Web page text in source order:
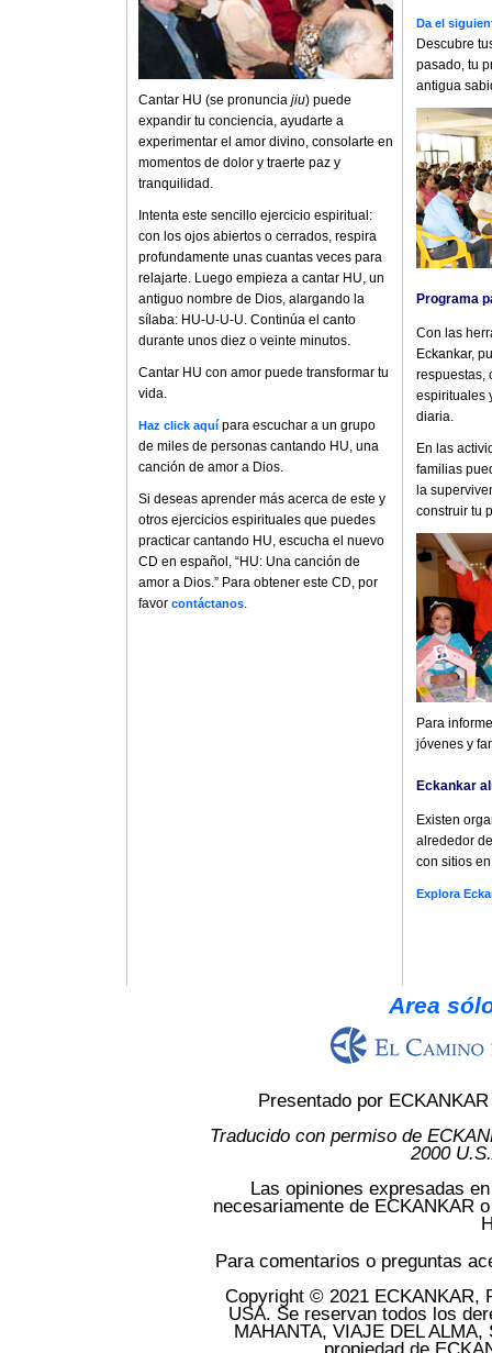
Cantar HU (se pronuncia jiu) puede
expandir tu conciencia, ayudarte a
experimentar el amor divino, consolarte en
momentos de dolor y traerte paz y
tranquilidad.
Intenta este sencillo ejercicio espiritual:
con los ojos abiertos o cerrados, respira
profundamente unas cuantas veces para
relajarte. Luego empieza a cantar HU, un
antiguo nombre de Dios, alargando la
sílaba: HU-U-U-U. Continúa el canto
durante unos diez o veinte minutos.
Cantar HU con amor puede transformar tu
vida.
Haz click aquí para escuchar a un grupo
de miles de personas cantando HU, una
canción de amor a Dios.
Si deseas aprender más acerca de este y
otros ejercicios espirituales que puedes
practicar cantando HU, escucha el nuevo
CD en español, “HU: Una canción de
amor a Dios.” Para obtener este CD, por
favor contáctanos.
Da el
Descubre
pasado, tu
antigua
Programa
Con las
Eckankar,
respuestas,
espirituales
diaria.
En las
familias
la
construir tu
Para
jóvenes y
Eckankar
Existen
alrededor
con sitios
Explora
Area
Presentado por
Traducido con permiso de
2000
Las opiniones expresadas
necesariamente de ECKANKAR
Para comentarios o preguntas
Copyright © 2021 ECKANKAR,
USA. Se reservan todos los
MAHANTA, VIAJE DEL